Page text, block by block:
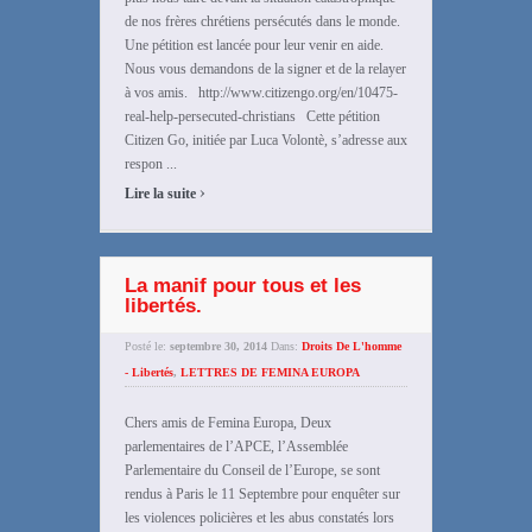
de nos frères chrétiens persécutés dans le monde.
Une pétition est lancée pour leur venir en aide.
Nous vous demandons de la signer et de la relayer
à vos amis. http://www.citizengo.org/en/10475-
real-help-persecuted-christians Cette pétition
Citizen Go, initiée par Luca Volontè, s’adresse aux
respon ...
Lire la suite ›
La manif pour tous et les
libertés.
Posté le: septembre 30, 2014 Dans: Droits De L'homme
- Libertés, LETTRES DE FEMINA EUROPA
Chers amis de Femina Europa, Deux
parlementaires de l’APCE, l’Assemblée
Parlementaire du Conseil de l’Europe, se sont
rendus à Paris le 11 Septembre pour enquêter sur
les violences policières et les abus constatés lors